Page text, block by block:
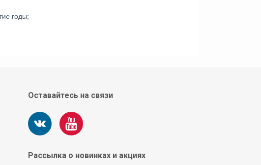
годы;
Оставайтесь на связи
Рассылка о новинках и акциях